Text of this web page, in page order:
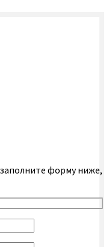
форму ниже,